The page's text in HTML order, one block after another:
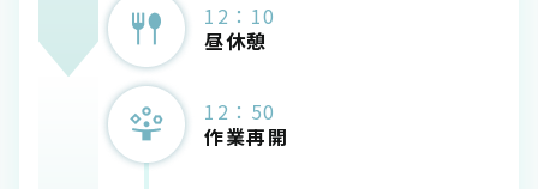
12：10
昼休憩
12：50
作業再開